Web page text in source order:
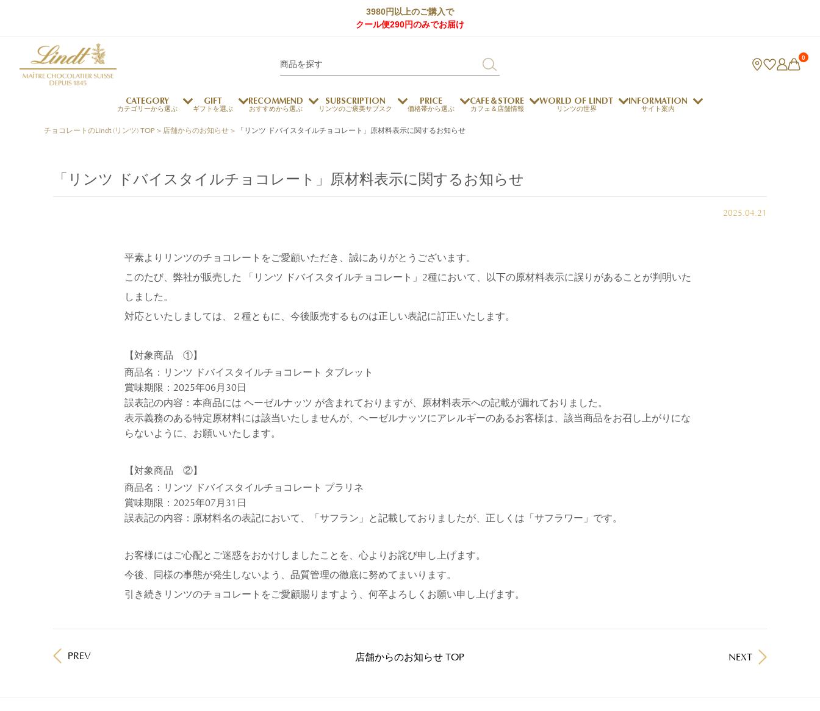
3980円以上のご購入で
クール便290円のみでお届け
0
CATEGORY
カテゴリーから選ぶ
フレーバー一覧
関連商品一覧
チョコレート
すべて
GIFT
ギフトを選ぶ
商品
すべて
RECOMMEND
おすすめから選ぶ
すべて
SUBSCRIPTION
リンツのご褒美サブスク
ご褒美サブスク
PRICE
価格帯から選ぶ
～￥2,000
～￥5,000
CAFE＆STORE
カフェ＆店舗情報
WORLD OF LINDT
リンツの世界
独自の技術
リンツの発明
リンツバニー
メートルショコラティエ
チョコレートとワイン
チョコレートと紅茶
INFORMATION
サイト案内
よくある質問・お問い合わせ
プレスの方へ
チョコレートのLindt (リンツ) TOP > 店舗からのお知らせ > 「リンツ ドバイスタイルチョコレート」原材料表示に関するお知らせ
「リンツ ドバイスタイルチョコレート」原材料表示に関するお知らせ
2025.04.21
平素よりリンツのチョコレートをご愛顧いただき、誠にありがとうございます。
このたび、弊社が販売した 「リンツ ドバイスタイルチョコレート」 2種において、以下の原材料表示に誤りがあることが判明いた
しました。
対応といたしましては、２種ともに、今後販売するものは正しい表記に訂正いたします。
【対象商品 ①】
商品名：リンツ ドバイスタイルチョコレート タブレット
賞味期限：2025年06月30日
誤表記の内容：本商品には ヘーゼルナッツ が含まれておりますが、原材料表示への記載が漏れておりました。
表示義務のある特定原材料には該当いたしませんが、ヘーゼルナッツにアレルギーのあるお客様は、該当商品をお召し上がりにな
らないように、お願いいたします。
【対象商品 ②】
商品名：リンツ ドバイスタイルチョコレート プラリネ
賞味期限： 2025年07 月31 日
誤表記の内容：原材料名の表記において、「サフラン」と記載しておりましたが、正しくは「サフラワー」です。
お客様にはご心配とご迷惑をおかけしましたことを、心よりお詫び申し上げます。
今後、同様の事態が発生しないよう、品質管理の徹底に努めてまいります。
引き続きリンツのチョコレートをご愛顧賜りますよう、何卒よろしくお願い申し上げます。
PREV 店舗からのお知らせ TOP NEXT